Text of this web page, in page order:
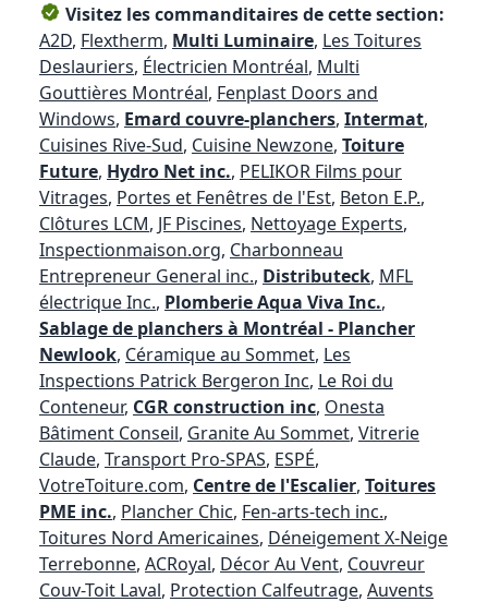
Visitez les commanditaires de cette section:
A2D, Flextherm, Multi Luminaire, Les Toitures
Deslauriers, Électricien Montréal, Multi
Gouttières Montréal, Fenplast Doors and
Windows, Emard couvre-planchers, Intermat,
Cuisines Rive-Sud, Cuisine Newzone, Toiture
Future, Hydro Net inc., PELIKOR Films pour
Vitrages, Portes et Fenêtres de l'Est, Beton E.P.,
Clôtures LCM, JF Piscines, Nettoyage Experts,
Inspectionmaison.org, Charbonneau
Entrepreneur General inc., Distributeck, MFL
électrique Inc., Plomberie Aqua Viva Inc.,
Sablage de planchers à Montréal - Plancher
Newlook, Céramique au Sommet, Les
Inspections Patrick Bergeron Inc, Le Roi du
Conteneur, CGR construction inc, Onesta
Bâtiment Conseil, Granite Au Sommet, Vitrerie
Claude, Transport Pro-SPAS, ESPÉ,
VotreToiture.com, Centre de l'Escalier, Toitures
PME inc., Plancher Chic, Fen-arts-tech inc.,
Toitures Nord Americaines, Déneigement X-Neige
Terrebonne, ACRoyal, Décor Au Vent, Couvreur
Couv-Toit Laval, Protection Calfeutrage, Auvents